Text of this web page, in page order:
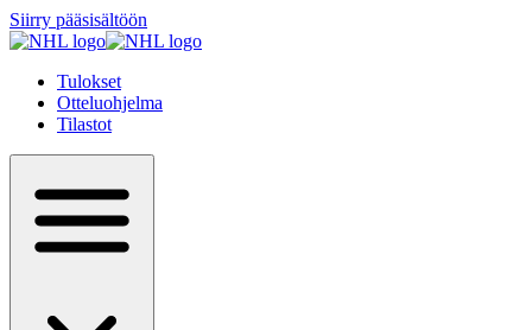
Siirry pääsisältöön
Tulokset
Otteluohjelma
Tilastot